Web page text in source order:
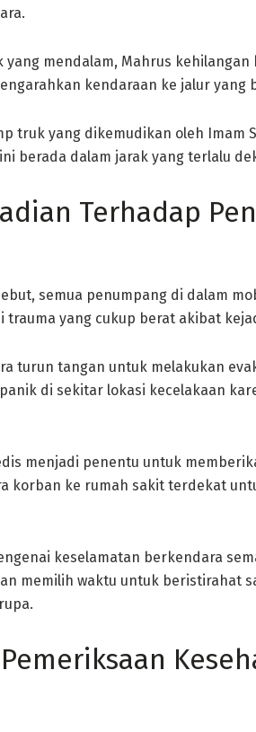
mendalam, Mahrus
kendaraan ke jalur yang
truk yang dikemudikan oleh Imam
berada dalam jarak yang terlalu
Terhadap
semua penumpang di dalam
trauma yang cukup berat akibat
turun tangan untuk melakukan
di sekitar lokasi kecelakaan
menjadi penentu untuk
korban ke rumah sakit terdekat
keselamatan berkendara
memilih waktu untuk beristirahat